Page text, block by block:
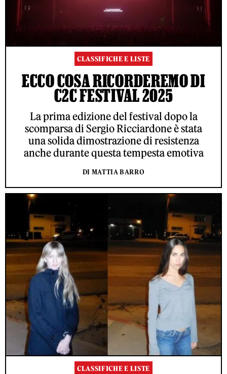
CLASSIFICHE E LISTE
ECCO COSA RICORDEREMO DI
C2C FESTIVAL 2025
La prima edizione del festival dopo la
scomparsa di Sergio Ricciardone è stata
una solida dimostrazione di resistenza
anche durante questa tempesta emotiva
DI MATTIA BARRO
CLASSIFICHE E LISTE